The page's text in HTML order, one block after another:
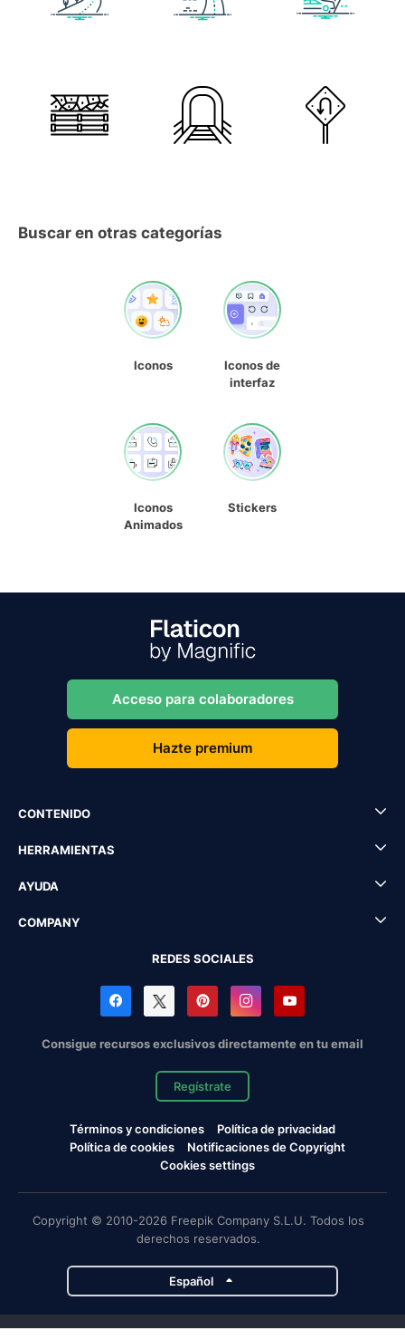
Buscar en otras categorías
Iconos
Iconos de
interfaz
Iconos
Animados
Stickers
Acceso para colaboradores
Hazte premium
CONTENIDO
HERRAMIENTAS
AYUDA
COMPANY
REDES SOCIALES
Consigue recursos exclusivos directamente en tu email
Regístrate
Términos y condiciones
Política de privacidad
Política de cookies
Notificaciones de Copyright
Cookies settings
Copyright © 2010-2026 Freepik Company S.L.U. Todos los
derechos reservados.
Español